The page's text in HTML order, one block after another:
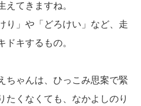
えてきますね。
り」や「どろけい」など、走
ドキするもの。
ちゃんは、ひっこみ思案で緊
たくなくても、なかよしのり